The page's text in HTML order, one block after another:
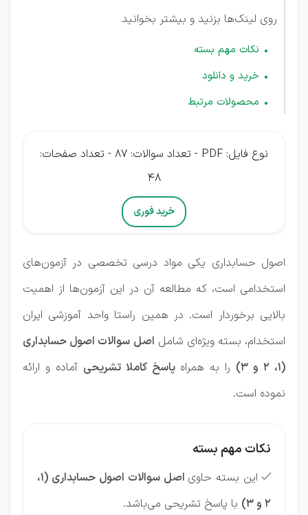
روی لینک‌ها بزنید و بیشتر بخوانید
نکات مهم بسته
خرید و دانلود
محصولات مرتبط
نوع فایل: PDF - تعداد سوالات: 87 - تعداد صفحات:
48
خرید فوری
اصول حسابداری یکی مواد درسی تخصصی در آزمون‌های
استخدامی است، که مطالعه آن در این آزمون‌ها از اهمیت
بالایی برخوردار است. در همین راستا واحد آموزشی ایران
استخدام، بسته ویژه‌ای شامل اصل سوالات اصول حسابداری
(1، 2 و 3)
را به همراه پاسخ کاملا تشریحی آماده و ارائه
نموده است.
نکات مهم بسته
 این بسته حاوی
اصل سوالات اصول حسابداری (1،
2 و 3)
با پاسخ تشریحی می‌باشد.